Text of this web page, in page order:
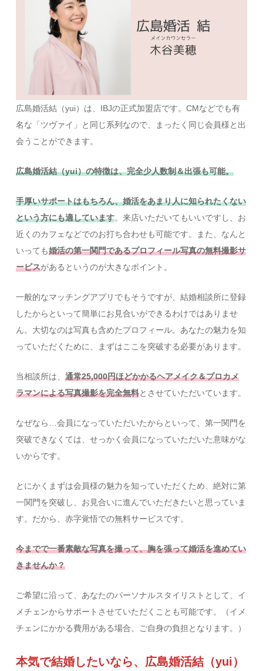
広島婚活結（yui）は、IBJの正式加盟店です。CMなどでも有
名な「ツヴァイ」と同じ系列なので、まったく同じ会員様と出
会うことができます。
広島婚活結（yui）の特徴は、完全少人数制＆出張も可能。
手厚いサポートはもちろん、婚活をあまり人に知られたくない
という方にも適しています。来店いただいてもいいですし、お
近くのカフェなどでのお打ち合わせも可能です。また、なんと
いっても婚活の第一関門であるプロフィール写真の無料撮影サ
ービスがあるというのが大きなポイント。
一般的なマッチングアプリでもそうですが、結婚相談所に登録
したからといって簡単にお見合いができるわけではありませ
ん。大切なのは写真も含めたプロフィール。あなたの魅力を知
っていただくために、まずはここを突破する必要があります。
当相談所は、通常25,000円ほどかかるヘアメイク＆プロカメ
ラマンによる写真撮影を完全無料とさせていただいています。
なぜなら…会員になっていただいたからといって、第一関門を
突破できなくては、せっかく会員になっていただいた意味がな
いからです。
とにかくまずは会員様の魅力を知っていただくため、絶対に第
一関門を突破し、お見合いに進んでいただきたいと思っていま
す。だから、赤字覚悟での無料サービスです。
今までで一番素敵な写真を撮って、胸を張って婚活を進めてい
きませんか？
ご希望に沿って、あなたのパーソナルスタイリストとして、イ
メチェンからサポートさせていただくことも可能です。（イメ
チェンにかかる費用がある場合、ご自身の負担となります。）
本気で結婚したいなら、広島婚活結（yui）